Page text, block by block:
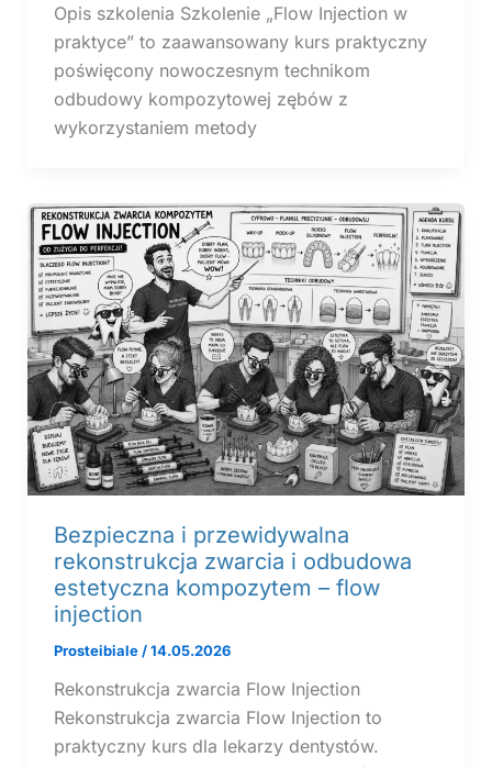
Opis szkolenia Szkolenie „Flow Injection w
praktyce” to zaawansowany kurs praktyczny
poświęcony nowoczesnym technikom
odbudowy kompozytowej zębów z
wykorzystaniem metody
Bezpieczna i przewidywalna
rekonstrukcja zwarcia i odbudowa
estetyczna kompozytem – flow
injection
Prosteibiale /14.05.2026
Rekonstrukcja zwarcia Flow Injection
Rekonstrukcja zwarcia Flow Injection to
praktyczny kurs dla lekarzy dentystów.